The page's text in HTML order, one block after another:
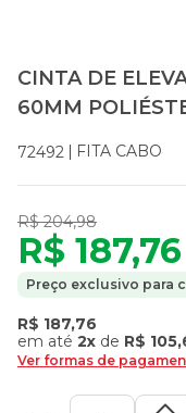
CINTA DE
60MM
72492 FITA CABO
R$ 204,98
R$ 187,76
Preço exclusivo para
R$ 187,76
em até 2x de R$
Ver formas de